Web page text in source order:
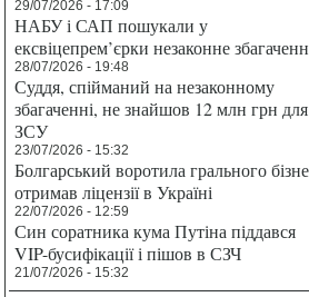
29/07/2026 - 17:09
НАБУ і САП пошукали у
ексвіцепрем’єрки незаконне
28/07/2026 - 19:48
Суддя, спійманий на незаконному
збагаченні, не знайшов 12 млн грн для
ЗСУ
23/07/2026 - 15:32
Болгарський воротила грального
отримав ліцензії в Україні
22/07/2026 - 12:59
Син соратника кума Путіна піддався
VIP-бусифікації і пішов в СЗЧ
21/07/2026 - 15:32